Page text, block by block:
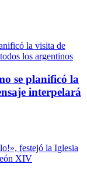
se planificó la
interpelará